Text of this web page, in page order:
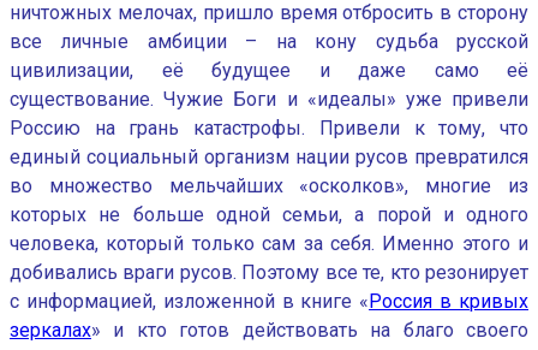
ничтожных мелочах, пришло время отбросить в сторону
все личные амбиции – на кону судьба русской
цивилизации, её будущее и даже само её
существование. Чужие Боги и «идеалы» уже привели
Россию на грань катастрофы. Привели к тому, что
единый социальный организм нации русов превратился
во множество мельчайших «осколков», многие из
которых не больше одной семьи, а порой и одного
человека, который только сам за себя. Именно этого и
добивались враги русов. Поэтому все те, кто резонирует
с информацией, изложенной в книге «Россия в кривых
зеркалах» и кто готов действовать на благо своего